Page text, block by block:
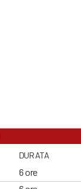
DURATA
6 ore